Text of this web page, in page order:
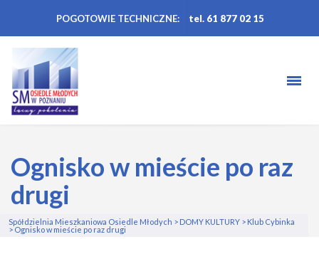
POGOTOWIE TECHNICZNE: tel. 61 877 02 15
Ognisko w mieście po raz
drugi
Spółdzielnia Mieszkaniowa Osiedle Młodych > DOMY KULTURY > Klub Cybinka
>Ognisko w mieście po raz drugi